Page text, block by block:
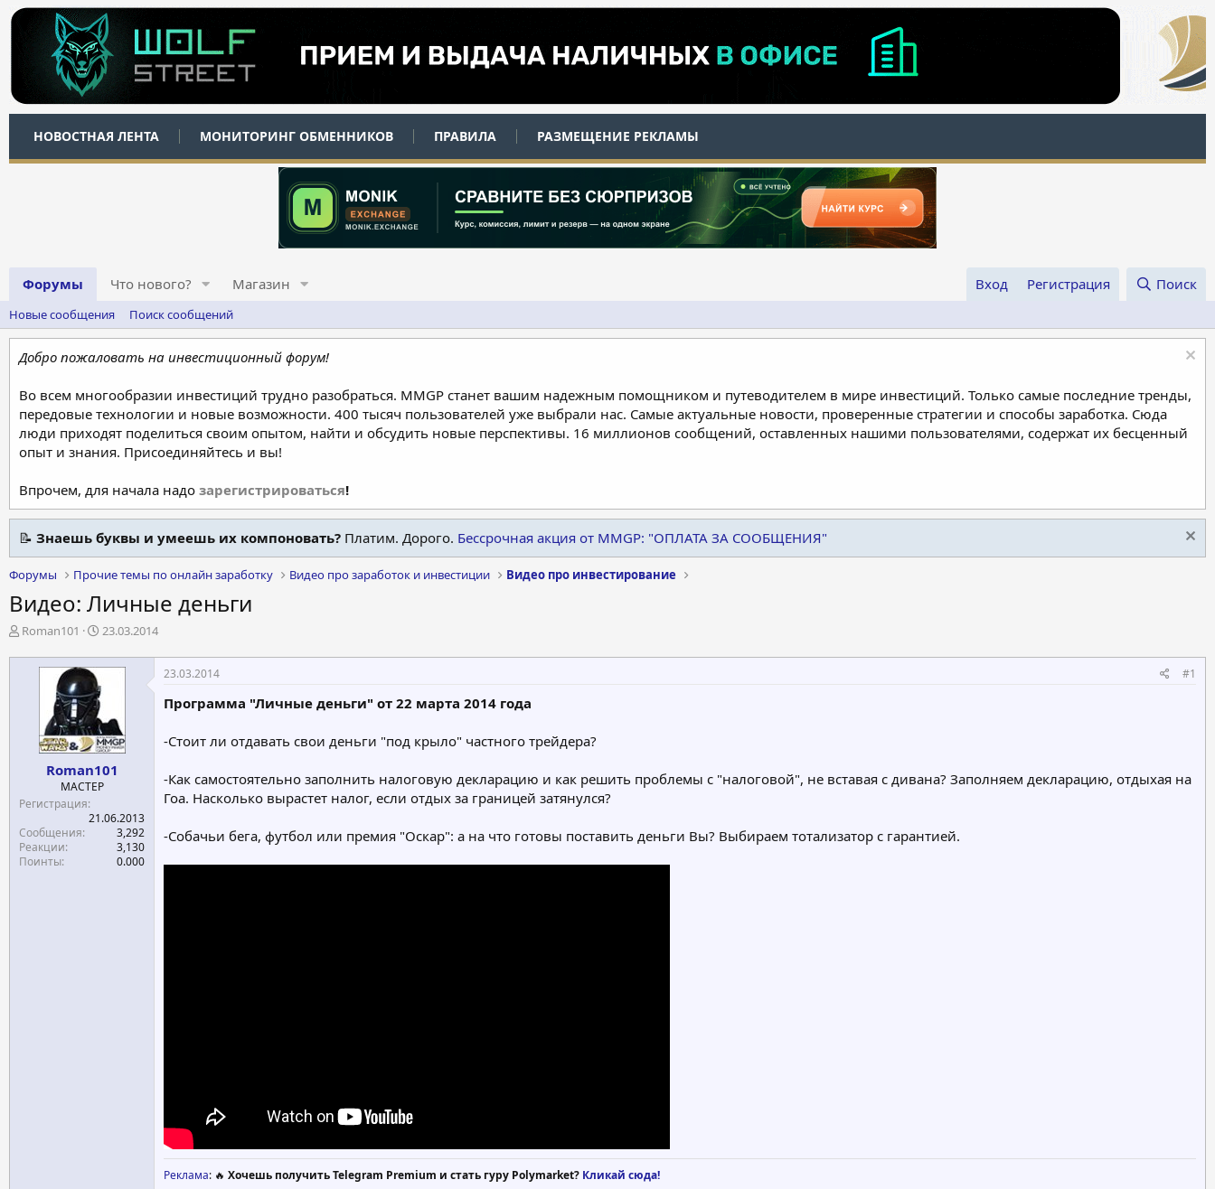
НОВОСТНАЯ ЛЕНТА МОНИТОРИНГ ОБМЕННИКОВ ПРАВИЛА РАЗМЕЩЕНИЕ РЕКЛАМЫ
Форумы Что нового? Магазин Вход Регистрация Поиск
Новые сообщения Поиск сообщений
Добро пожаловать на инвестиционный форум!
Во всем многообразии инвестиций трудно разобраться. MMGP станет вашим надежным помощником и путеводителем в мире инвестиций. Только самые последние тренды,
передовые технологии и новые возможности. 400 тысяч пользователей уже выбрали нас. Самые актуальные новости, проверенные стратегии и способы заработка. Сюда
люди приходят поделиться своим опытом, найти и обсудить новые перспективы. 16 миллионов сообщений, оставленных нашими пользователями, содержат их бесценный
опыт и знания. Присоединяйтесь и вы!
Впрочем, для начала надо зарегистрироваться!
📝 Знаешь буквы и умеешь их компоновать? Платим. Дорого. Бессрочная акция от MMGP: "ОПЛАТА ЗА СООБЩЕНИЯ"
Форумы Прочие темы по онлайн заработку Видео про заработок и инвестиции Видео про инвестирование
Видео: Личные деньги
А
т
Roman101
Д
т
ч
а
а
23.03.2014
Roman101
МАСТЕР
Регистрация
21.06.2013
Сообщения
3,292
Реакции
3,130
Поинты
0.000
23.03.2014 #1
Программа "Личные деньги" от 22 марта 2014 года
-Стоит ли отдавать свои деньги "под крыло" частного трейдера?
-Как самостоятельно заполнить налоговую декларацию и как решить проблемы с "налоговой", не вставая с дивана? Заполняем декларацию, отдыхая на
Гоа. Насколько вырастет налог, если отдых за границей затянулся?
-Собачьи бега, футбол или премия "Оскар": а на что готовы поставить деньги Вы? Выбираем тотализатор с гарантией.
Реклама: 🔥 Хочешь получить Telegram Premium и стать гуру Polymarket? Кликай сюда!